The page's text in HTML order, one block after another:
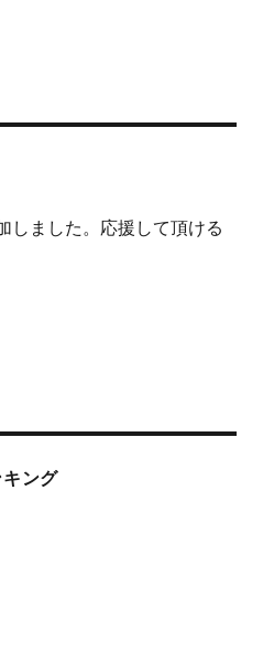
しました。応援して頂ける
ング